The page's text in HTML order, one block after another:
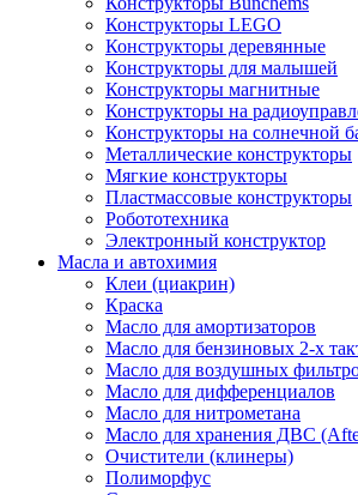
Конструкторы LEGO
Конструкторы деревянные
Конструкторы для малышей
Конструкторы магнитные
Конструкторы на
Конструкторы на солнечной
Металлические конструкторы
Мягкие конструкторы
Пластмассовые конструкторы
Робототехника
Электронный конструктор
Масла и автохимия
Клеи (циакрин)
Краска
Масло для амортизаторов
Масло для бензиновых 2-х
Масло для воздушных
Масло для дифференциалов
Масло для нитрометана
Масло для хранения ДВС
Очистители (клинеры)
Полиморфус